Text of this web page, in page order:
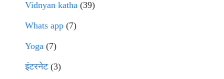
Vidnyan katha (39)
Whats app (7)
Yoga (7)
इंटरनेट(3)